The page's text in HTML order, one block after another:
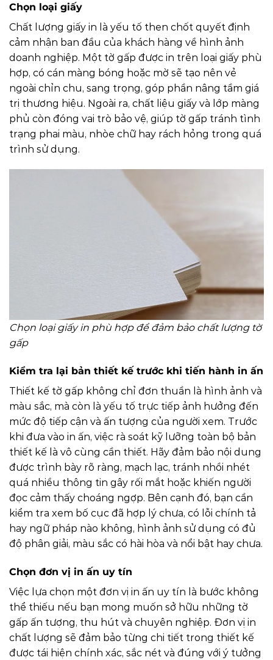
Chọn loại giấy
Chất lượng giấy in là yếu tố then chốt quyết định
cảm nhận ban đầu của khách hàng về hình ảnh
doanh nghiệp. Một tờ gấp được in trên loại giấy phù
hợp, có cán màng bóng hoặc mờ sẽ tạo nên vẻ
ngoài chỉn chu, sang trọng, góp phần nâng tầm giá
trị thương hiệu. Ngoài ra, chất liệu giấy và lớp màng
phủ còn đóng vai trò bảo vệ, giúp tờ gấp tránh tình
trạng phai màu, nhòe chữ hay rách hỏng trong quá
trình sử dụng.
Chọn loại giấy in phù hợp để đảm bảo chất lượng tờ
gấp
Kiểm tra lại bản thiết kế trước khi tiến hành in ấn
Thiết kế tờ gấp không chỉ đơn thuần là hình ảnh và
màu sắc, mà còn là yếu tố trực tiếp ảnh hưởng đến
mức độ tiếp cận và ấn tượng của người xem. Trước
khi đưa vào in ấn, việc rà soát kỹ lưỡng toàn bộ bản
thiết kế là vô cùng cần thiết. Hãy đảm bảo nội dung
được trình bày rõ ràng, mạch lạc, tránh nhồi nhét
quá nhiều thông tin gây rối mắt hoặc khiến người
đọc cảm thấy choáng ngợp. Bên cạnh đó, bạn cần
kiểm tra xem bố cục đã hợp lý chưa, có lỗi chính tả
hay ngữ pháp nào không, hình ảnh sử dụng có đủ
độ phân giải, màu sắc có hài hòa và nổi bật hay chưa.
Chọn đơn vị in ấn uy tín
Việc lựa chọn một đơn vị in ấn uy tín là bước không
thể thiếu nếu bạn mong muốn sở hữu những tờ
gấp ấn tượng, thu hút và chuyên nghiệp. Đơn vị in
chất lượng sẽ đảm bảo từng chi tiết trong thiết kế
được tái hiện chính xác, sắc nét và đúng với ý tưởng